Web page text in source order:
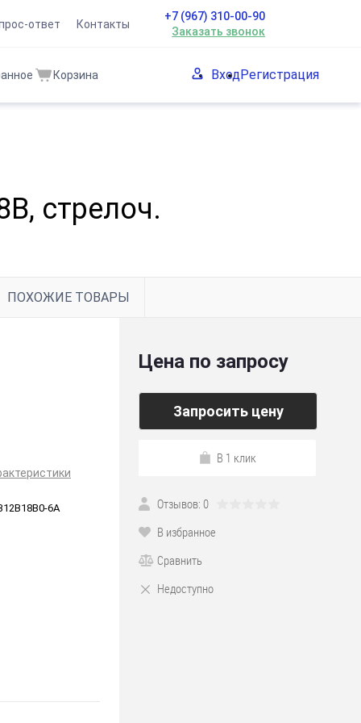
ответ Контакты
+7 (967) 310-00-90
Заказать звонок
Корзина ВходРегистрация
стрелоч.
ПОХОЖИЕ ТОВАРЫ
6А
Цена по запросу
Запросить цену
В 1 клик
Отзывов: 0
В избранное
Сравнить
Недоступно